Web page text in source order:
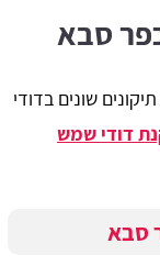
סבא
שונים בדודי
דודי שמש
סבא